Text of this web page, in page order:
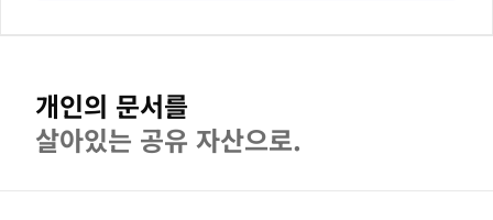
개인의 문서를
살아있는 공유 자산으로.